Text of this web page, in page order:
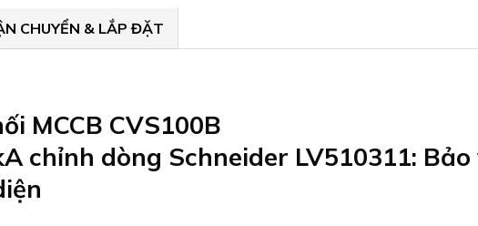
CHUYỂN & LẮP ĐẶT
MCCB CVS100B
chỉnh dòng Schneider LV510311: